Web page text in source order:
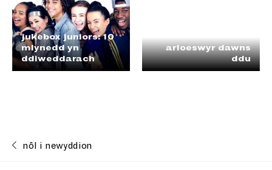
jukebox juniors: 10
mlynedd yn
ddiweddarach
arloeswyr dawns
ddu
nôl i newyddion